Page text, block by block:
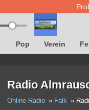
Pop Verein
Radio
Online-Radio Falk